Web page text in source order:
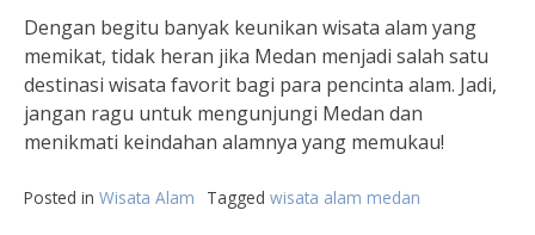
Dengan begitu banyak keunikan wisata alam yang
memikat, tidak heran jika Medan menjadi salah satu
destinasi wisata favorit bagi para pencinta alam. Jadi,
jangan ragu untuk mengunjungi Medan dan
menikmati keindahan alamnya yang memukau!
Posted in Wisata Alam Tagged wisata alam medan